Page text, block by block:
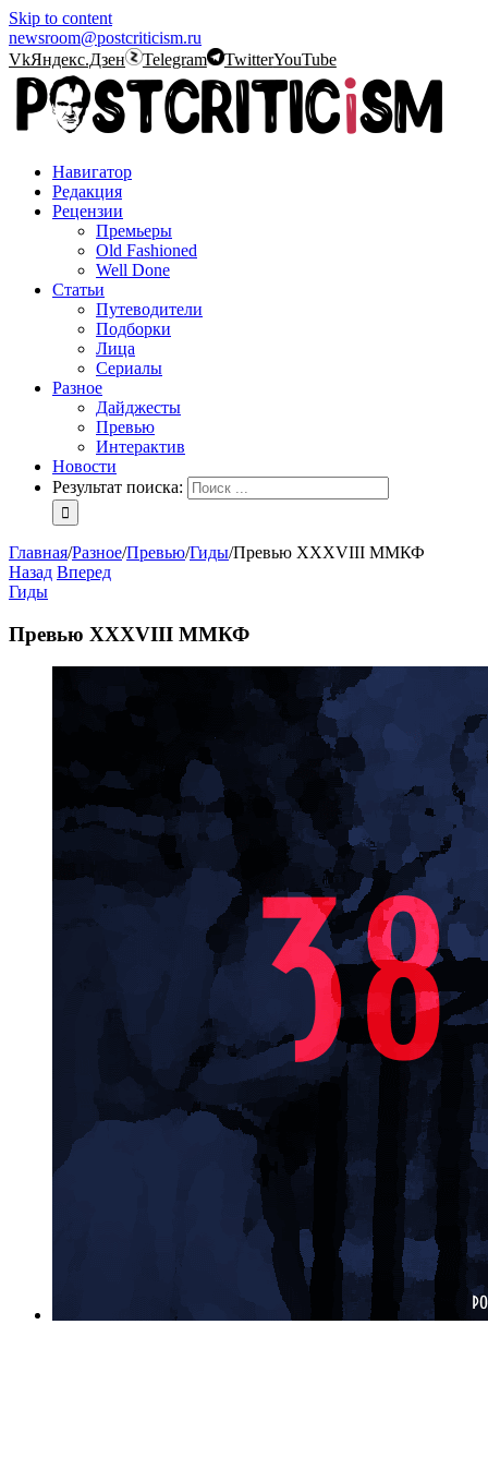
Skip to content
newsroom@postcriticism.ru
VkЯндекс.Дзен Telegram TwitterYouTube
Навигатор
Редакция
Рецензии
Премьеры
Old Fashioned
Well Done
Статьи
Путеводители
Подборки
Лица
Сериалы
Разное
Дайджесты
Превью
Интерактив
Новости
Результат поиска:
Главная/Разное/Превью/Гиды/Превью XXXVIII ММКФ
Назад Вперед
Гиды
Превью XXXVIII ММКФ